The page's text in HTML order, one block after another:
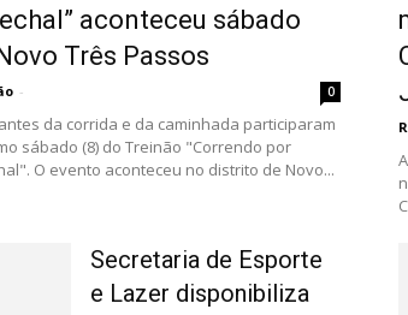
aconteceu sábado
Três Passos
- 0
da corrida e da caminhada participaram
sábado (8) do Treinão "Correndo por
O evento aconteceu no distrito de Novo...
Secretaria de Esporte
e Lazer disponibiliza